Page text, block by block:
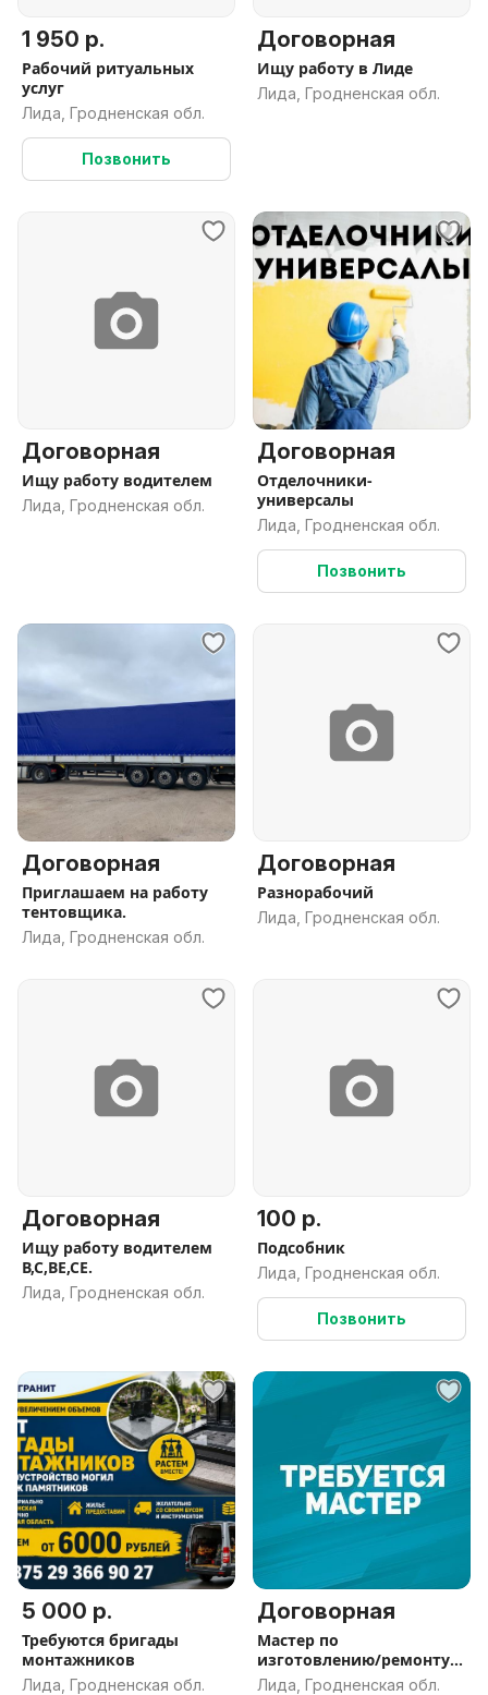
1 950 р.
Рабочий ритуальных
услуг
Лида, Гродненская обл.
Позвонить
Договорная
Ищу работу в Лиде
Лида, Гродненская обл.
Договорная
Ищу работу водителем
Лида, Гродненская обл.
Договорная
Отделочники-
универсалы
Лида, Гродненская обл.
Позвонить
Договорная
Приглашаем на работу
тентовщика.
Лида, Гродненская обл.
Договорная
Разнорабочий
Лида, Гродненская обл.
Договорная
Ищу работу водителем
В,С,ВЕ,СЕ.
Лида, Гродненская обл.
100 р.
Подсобник
Лида, Гродненская обл.
Позвонить
5 000 р.
Требуются бригады
монтажников
Лида, Гродненская обл.
Договорная
Мастер по
изготовлению/ремонту
ключей, автоключей
Лида, Гродненская обл.